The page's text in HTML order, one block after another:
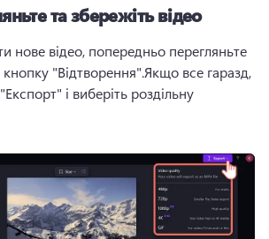
та збережіть відео
нове відео, попередньо перегляньте
"Відтворення".Якщо все гаразд,
і виберіть роздільну